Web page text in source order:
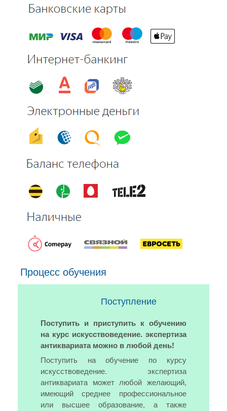
Процесс обучения
Поступление
Поступить и приступить к обучению
на курс искусствоведение. экспертиза
антиквариата можно в любой день!
Поступить на обучение по курсу
искусствоведение. экспертиза
антиквариата может любой желающий,
имеющий среднее профессиональное
или высшее образование, а также